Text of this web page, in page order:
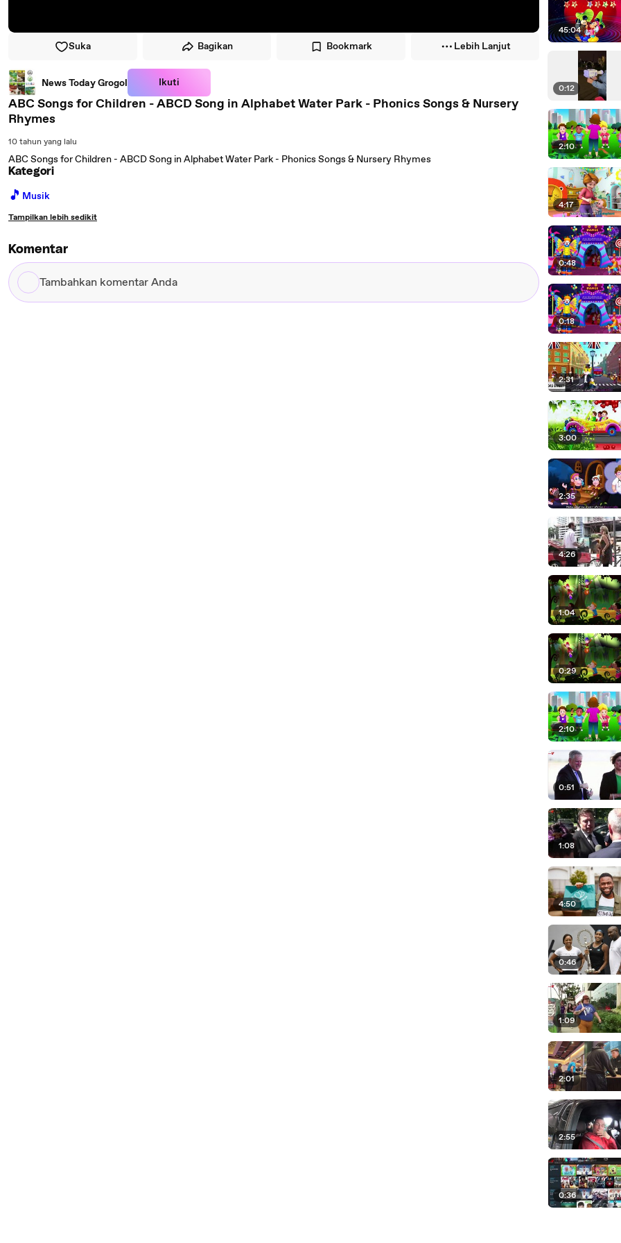
Suka Bagikan Bookmark Lebih Lanjut
News Today Grogol Ikuti
ABC Songs for Children - ABCD Song in Alphabet Water Park - Phonics Songs & Nursery
Rhymes
10 tahun yang lalu
ABC Songs for Children - ABCD Song in Alphabet Water Park - Phonics Songs & Nursery Rhymes
Kategori
🎵 Musik
Tampilkan lebih sedikit
Komentar
Tambahkan
komentar
45:04
0:12
2:10
4:17
0:48
0:18
2:31
3:00
2:35
4:26
1:04
0:29
2:10
0:51
1:08
4:50
0:46
1:09
2:01
2:55
0:36